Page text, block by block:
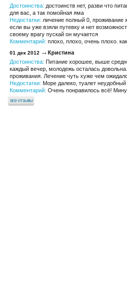
Достоинства: достоинств нет, разви что
для вас, а так помойная яма
Недостатки: личение полный 0, проживание
если вы уже взяли путевку и нет
своему врагу пускай он мучается
Комментарий: плохо, плохо, очень плохо.
01 дек 2012
Кристина
Достоинства: Питание хорошее, выше
каждый вечер, молодежь осталась
проживания. Лечение чуть хуже чем
Недостатки: Море далеко, туалет неудобный
Комментарий: Очень понравилось всё!
все отзывы